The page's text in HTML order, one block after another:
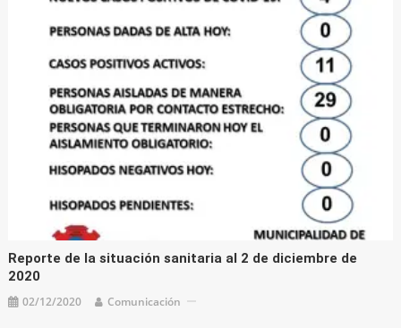
Reporte de la situación sanitaria al 2 de diciembre de
2020
02/12/2020 Comunicación